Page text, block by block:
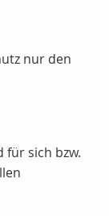
nur den
für sich bzw.